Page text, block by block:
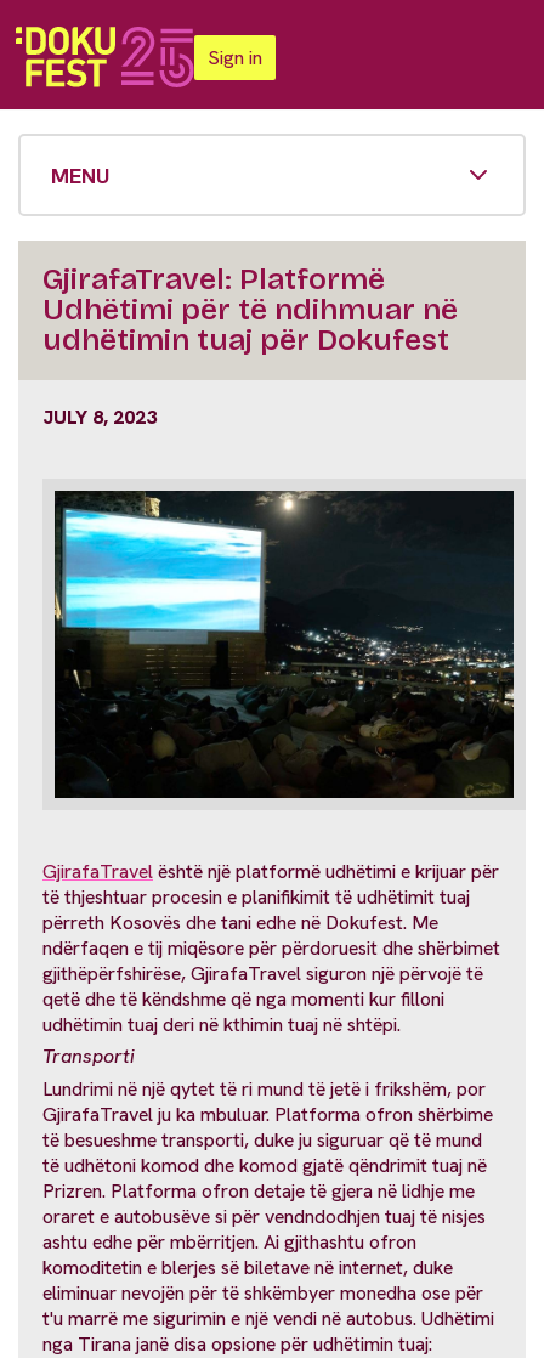
Sign in
MENU
GjirafaTravel: Platformë
Udhëtimi për të ndihmuar në
udhëtimin tuaj për Dokufest
JULY 8, 2023
GjirafaTravelështë një platformë udhëtimi e krijuar për
të thjeshtuar procesin e planifikimit të udhëtimit tuaj
përreth Kosovës dhe tani edhe në Dokufest. Me
ndërfaqen e tij miqësore për përdoruesit dhe shërbimet
gjithëpërfshirëse, GjirafaTravel siguron një përvojë të
qetë dhe të këndshme që nga momenti kur filloni
udhëtimin tuaj deri në kthimin tuaj në shtëpi.
Transporti
Lundrimi në një qytet të ri mund të jetë i frikshëm, por
GjirafaTravel ju ka mbuluar. Platforma ofron shërbime
të besueshme transporti, duke ju siguruar që të mund
të udhëtoni komod dhe komod gjatë qëndrimit tuaj në
Prizren. Platforma ofron detaje të gjera në lidhje me
oraret e autobusëve si për vendndodhjen tuaj të nisjes
ashtu edhe për mbërritjen. Ai gjithashtu ofron
komoditetin e blerjes së biletave në internet, duke
eliminuar nevojën për të shkëmbyer monedha ose për
t'u marrë me sigurimin e një vendi në autobus. Udhëtimi
nga Tirana janë disa opsione për udhëtimin tuaj: